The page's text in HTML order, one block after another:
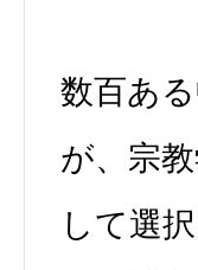
数百あ
が、宗
して選